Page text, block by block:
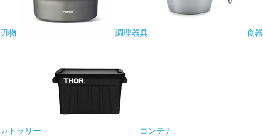
刃物 調理器具 食器
カトラリー コンテナ